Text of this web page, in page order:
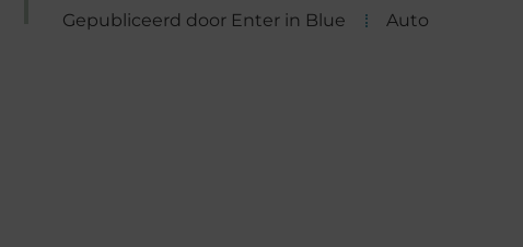
Gepubliceerd door Enter in Blue Auto